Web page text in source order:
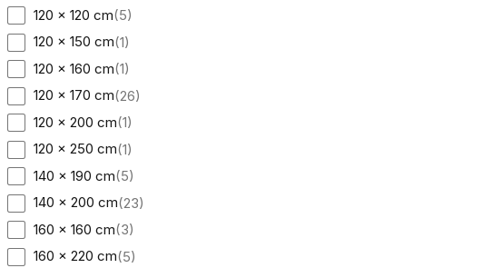
120 x 120 cm(5)
120 x 150 cm(1)
120 x 160 cm(1)
120 x 170 cm(26)
120 x 200 cm(1)
120 x 250 cm(1)
140 x 190 cm(5)
140 x 200 cm(23)
160 x 160 cm(3)
160 x 220 cm(5)